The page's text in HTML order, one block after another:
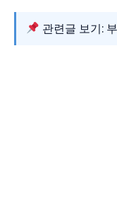
관련글 보기: